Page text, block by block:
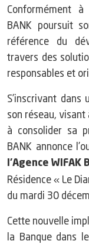
Conformément
BANK poursuit
référence du
travers des
responsables et
S’inscrivant
son réseau,
à consolider sa
BANK annonce
l’Agence WIFAK
Résidence « Le
du mardi 30
Cette nouvelle
la Banque dans